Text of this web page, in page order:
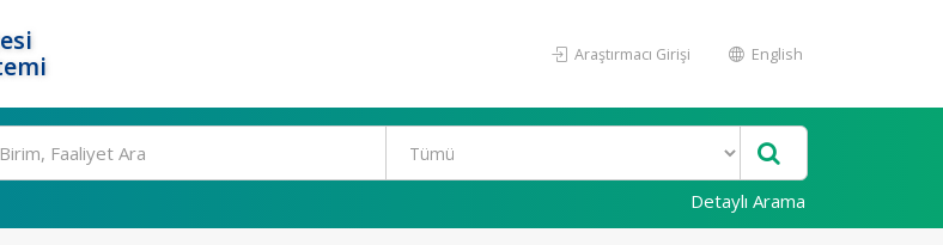
Araştırmacı Girişi English
Detaylı Arama